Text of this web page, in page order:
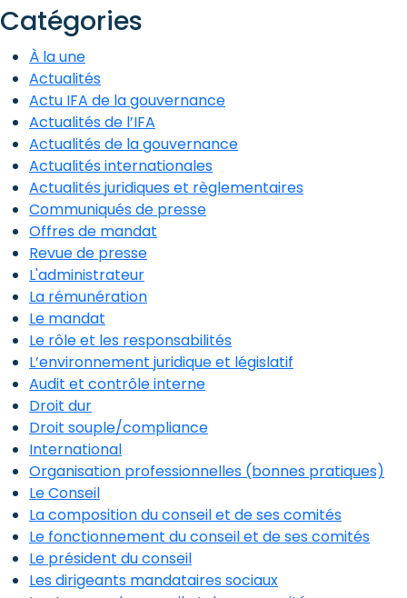
Catégories
À la une
Actualités
Actu IFA de la gouvernance
Actualités de l’IFA
Actualités de la gouvernance
Actualités internationales
Actualités juridiques et règlementaires
Communiqués de presse
Offres de mandat
Revue de presse
L'administrateur
La rémunération
Le mandat
Le rôle et les responsabilités
L’environnement juridique et législatif
Audit et contrôle interne
Droit dur
Droit souple/compliance
International
Organisation professionnelles (bonnes pratiques)
Le Conseil
La composition du conseil et de ses comités
Le fonctionnement du conseil et de ses comités
Le président du conseil
Les dirigeants mandataires sociaux